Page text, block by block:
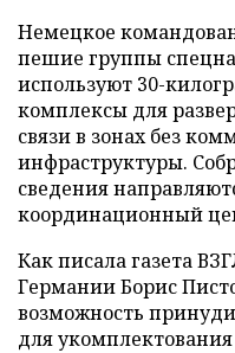
Немецкое
пешие группы
используют 30-
комплексы для
связи в зонах без
инфраструктуры.
сведения
координационный
Как писала газета
Германии Борис
возможность
для